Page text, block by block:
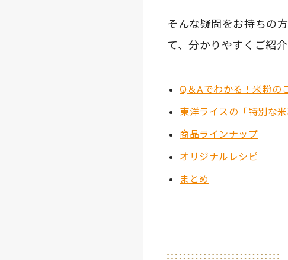
そんな疑問をお持ちの
て、分かりやすくご紹介
Q＆Aでわかる！米粉の
東洋ライスの「特別な
商品ラインナップ
オリジナルレシピ
まとめ